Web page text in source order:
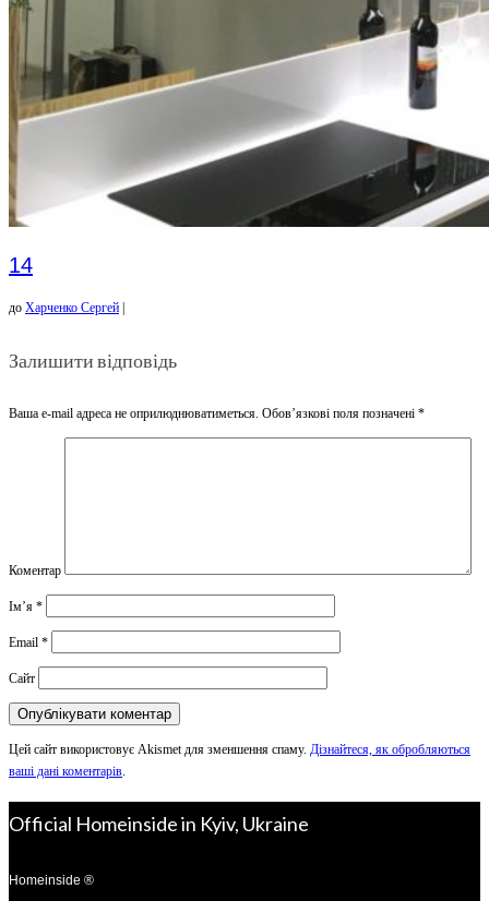
14
до Харченко Сергей
Залишити відповідь
Ваша e-mail адреса не оприлюднюватиметься. Обов’язкові поля позначені *
Коментар
Ім’я *
Email *
Сайт
Цей сайт використовує Akismet для зменшення спаму. Дізнайтеся, як обробляються
ваші дані коментарів.
Official Homeinside in Kyiv, Ukraine
Homeinside ®